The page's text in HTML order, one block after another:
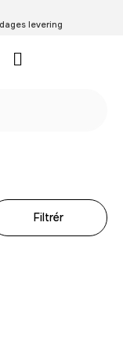
levering
Filtrér